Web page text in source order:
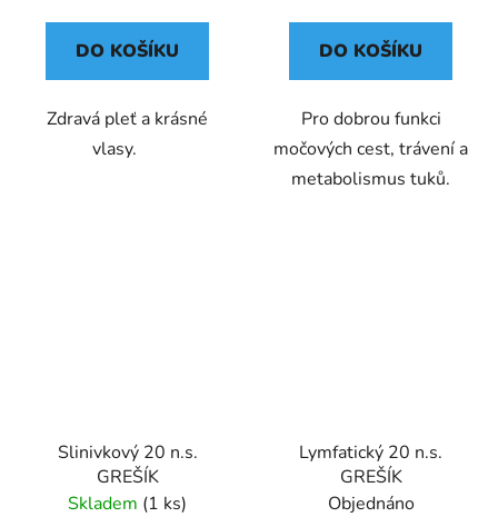
DO KOŠÍKU
Zdravá pleť a krásné
vlasy.
DO KOŠÍKU
Pro dobrou funkci
močových cest, trávení a
metabolismus tuků.
Slinivkový 20 n.s.
GREŠÍK
Skladem (1 ks)
Lymfatický 20 n.s.
GREŠÍK
Objednáno